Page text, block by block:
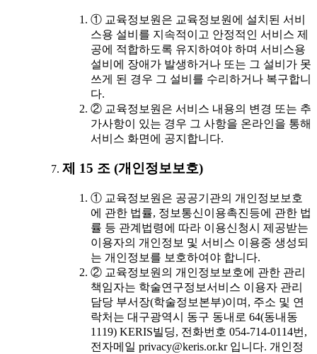
① 교육정보원은 교육정보원에 설치된 서비
스용 설비를 지속적이고 안정적인 서비스 제
공에 적합하도록 유지하여야 하며 서비스용
설비에 장애가 발생하거나 또는 그 설비가 못
쓰게 된 경우 그 설비를 수리하거나 복구합니
다.
② 교육정보원은 서비스 내용의 변경 또는 추
가사항이 있는 경우 그 사항을 온라인을 통해
서비스 화면에 공지합니다.
제 15 조 (개인정보보호)
① 교육정보원은 공공기관의 개인정보보호
에 관한 법률, 정보통신이용촉진등에 관한 법
률 등 관계법령에 따라 이용신청시 제공받는
이용자의 개인정보 및 서비스 이용중 생성되
는 개인정보를 보호하여야 합니다.
② 교육정보원의 개인정보보호에 관한 관리
책임자는 학술연구정보서비스 이용자 관리
담당 부서장(학술정보본부)이며, 주소 및 연
락처는 대구광역시 동구 동내로 64(동내동
1119) KERIS빌딩, 전화번호 054-714-0114번,
전자메일 privacy@keris.or.kr 입니다. 개인정